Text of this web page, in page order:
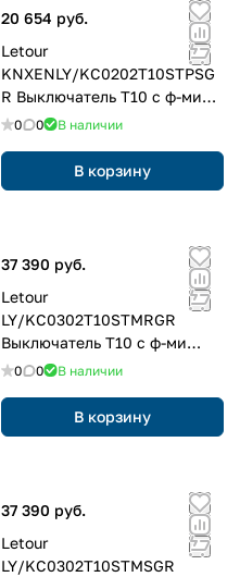
20 654 руб.
Letour
KNXENLY/KC0202T10STPSG
R Выключатель Т10 с ф-ми
вызова сцен, 2 клав., 4
0 0 В наличии
В корзину
37 390 руб.
Letour
LY/KC0302T10STMRGR
Выключатель Т10 с ф-ми
вызова сцен, 3 клав., 6
0 0 В наличии
В корзину
37 390 руб.
Letour
LY/KC0302T10STMSGR